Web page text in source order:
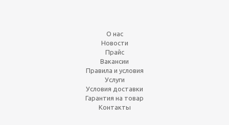
О нас
Новости
Прайс
Вакансии
Правила и условия
Услуги
Условия доставки
Гарантия на товар
Контакты